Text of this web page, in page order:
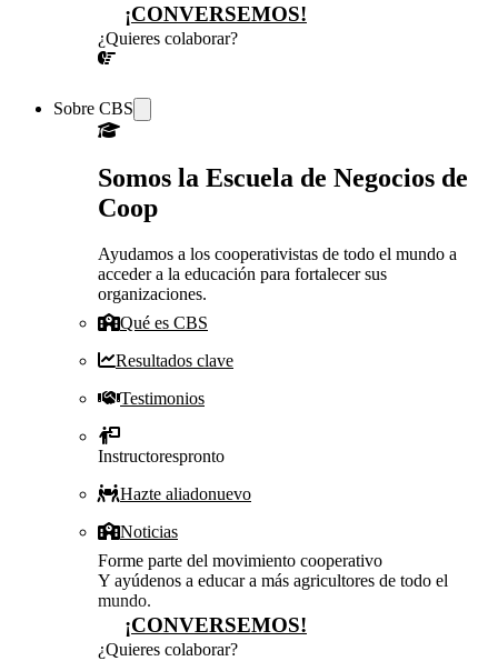
¡CONVERSEMOS!
¿Quieres colaborar?
Sobre CBS
Somos la Escuela de Negocios de
Coop
Ayudamos a los cooperativistas de todo el mundo a
acceder a la educación para fortalecer sus
organizaciones.
Qué es CBS
Resultados clave
Testimonios
Instructorespronto
Hazte aliadonuevo
Noticias
Forme parte del movimiento cooperativo
Y ayúdenos a educar a más agricultores de todo el
mundo.
¡CONVERSEMOS!
¿Quieres colaborar?